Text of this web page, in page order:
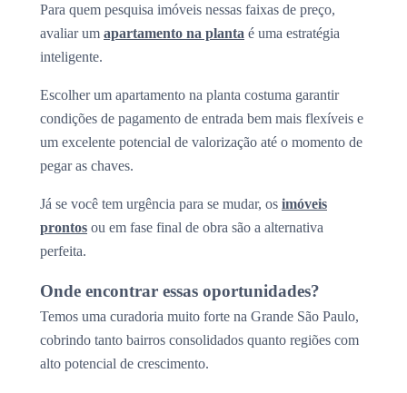
Para quem pesquisa imóveis nessas faixas de preço,
avaliar um apartamento na planta é uma estratégia
inteligente.
Escolher um apartamento na planta costuma garantir
condições de pagamento de entrada bem mais flexíveis e
um excelente potencial de valorização até o momento de
pegar as chaves.
Já se você tem urgência para se mudar, os imóveis
prontos ou em fase final de obra são a alternativa
perfeita.
Onde encontrar essas oportunidades?
Temos uma curadoria muito forte na Grande São Paulo,
cobrindo tanto bairros consolidados quanto regiões com
alto potencial de crescimento.